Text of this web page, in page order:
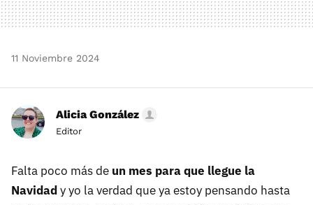
11 Noviembre 2024
Alicia González
Editor
Falta poco más de un mes para que llegue la
Navidady yo la verdad que ya estoy pensando hasta